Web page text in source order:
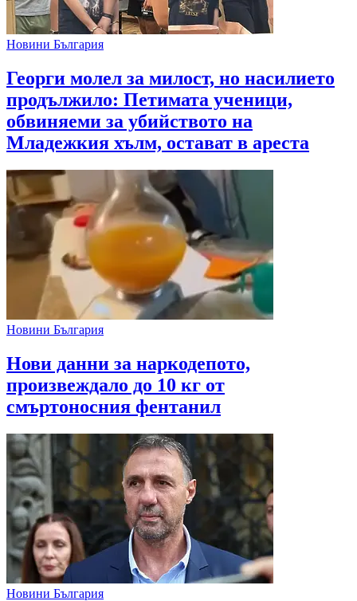
Новини България
Георги молел за милост, но насилието
продължило: Петимата ученици,
обвиняеми за убийството на
Младежкия хълм, остават в ареста
Новини България
Нови данни за наркодепото,
произвеждало до 10 кг от
смъртоносния фентанил
Новини България